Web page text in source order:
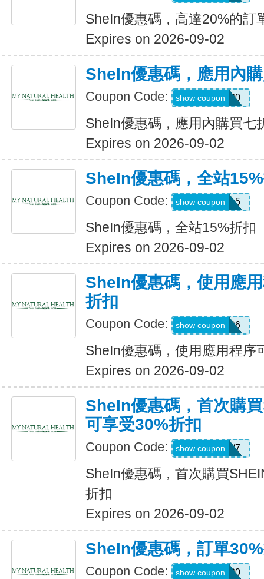
SheIn優惠碼，高達20%的訂
Expires on 2026-09-02
SheIn優惠碼，應用內
Coupon Code: APPOFF30
show coupon
SheIn優惠碼，應用內購買七
Expires on 2026-09-02
SheIn優惠碼，全站
Coupon Code: LOOMS15
show coupon
SheIn優惠碼，全站15%折扣
Expires on 2026-09-02
SheIn優惠碼，使用應
折扣
Coupon Code: 295KHS6
show coupon
SheIn優惠碼，使用應用程序
Expires on 2026-09-02
SheIn優惠碼，首次購
可享受30%折扣
Coupon Code: U3226W7
show coupon
SheIn優惠碼，首次購買
折扣
Expires on 2026-09-02
SheIn優惠碼，訂單
Coupon Code: newonly30
show coupon